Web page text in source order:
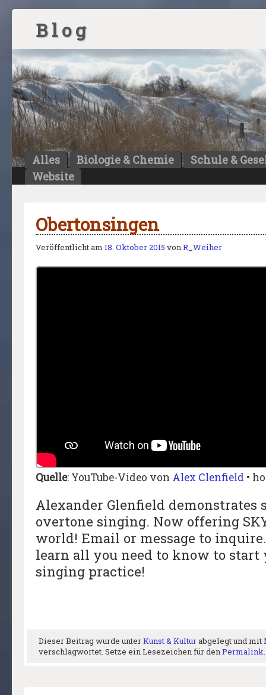
B l o g
Alles Biologie & Chemie
Schule &
Website
Obertonsingen
Veröffentlicht am 18. Oktober 2015 vonR_Weiher
Quelle: YouTube-Video von Alex Clenfield •
Alexander Glenfield demonstrates
overtone singing. Now offering
world! Email or message to
learn all you need to know to start
singing practice!
Dieser Beitrag wurde unterKunst & Kulturabgelegt und mit
verschlagwortet. Setze ein Lesezeichen für denPermalink.